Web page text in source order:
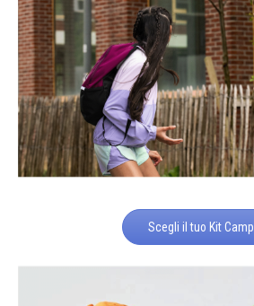
Scegli il tuo Kit Camp